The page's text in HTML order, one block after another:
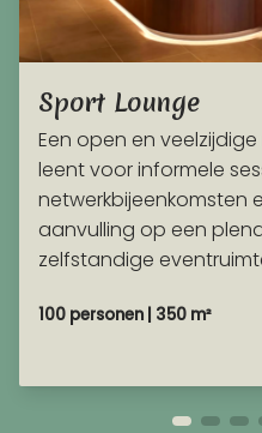
Sport Lounge
Een open en
leent voor informele
netwerkbijeenkomsten
aanvulling op een
zelfstandige
100 personen | 350 m²